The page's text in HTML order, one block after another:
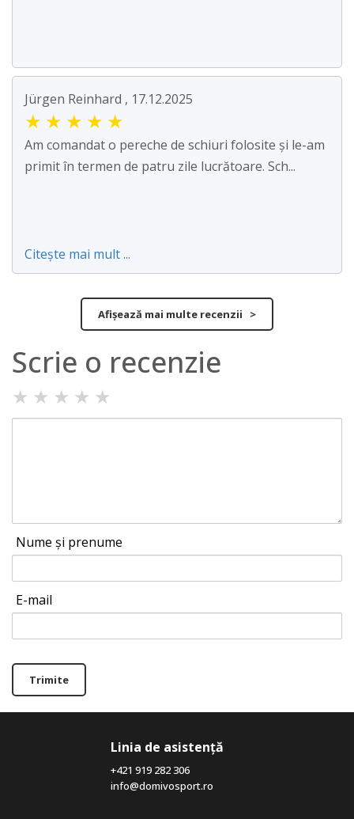
Jürgen Reinhard , 17.12.2025
★ ★ ★ ★ ★
Am comandat o pereche de schiuri folosite și le-am
primit în termen de patru zile lucrătoare. Sch...
Citește mai mult ...
Afișează mai multe recenzii >
Scrie o recenzie
★ ★ ★ ★ ★
Nume și prenume
E-mail
Trimite
Linia de asistență
+421 919 282 306
info@domivosport.ro